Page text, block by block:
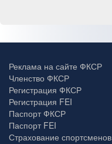
Реклама на сайте ФКСР
Членство ФКСР
Регистрация ФКСР
Регистрация FEI
Паспорт ФКСР
Паспорт FEI
Страхование спортсменов